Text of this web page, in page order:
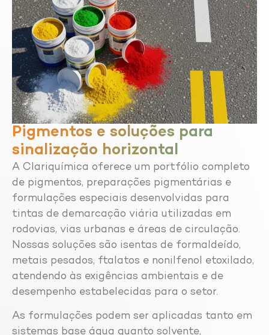
Pigmentos e soluções para
sinalização horizontal
A Clariquímica oferece um portfólio completo
de pigmentos, preparações pigmentárias e
formulações especiais desenvolvidas para
tintas de demarcação viária utilizadas em
rodovias, vias urbanas e áreas de circulação.
Nossas soluções são isentas de formaldeído,
metais pesados, ftalatos e nonilfenol etoxilado,
atendendo às exigências ambientais e de
desempenho estabelecidas para o setor.
As formulações podem ser aplicadas tanto em
sistemas base água quanto solvente,